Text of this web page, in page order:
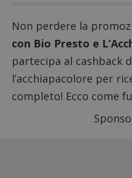
Non perdere la
con Bio Presto e
partecipa al cashback
l’acchiapacolore per
completo! Ecco come